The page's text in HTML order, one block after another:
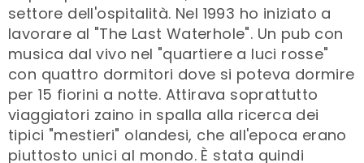
settore dell'ospitalità. Nel 1993 ho iniziato a
lavorare al "The Last Waterhole". Un pub con
musica dal vivo nel "quartiere a luci rosse"
con quattro dormitori dove si poteva dormire
per 15 fiorini a notte. Attirava soprattutto
viaggiatori zaino in spalla alla ricerca dei
tipici "mestieri" olandesi, che all'epoca erano
piuttosto unici al mondo. È stata quindi